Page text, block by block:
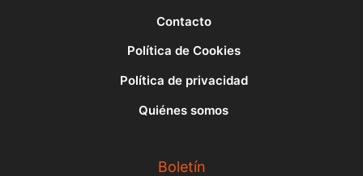
Contacto
Política de Cookies
Política de privacidad
Quiénes somos
Boletín